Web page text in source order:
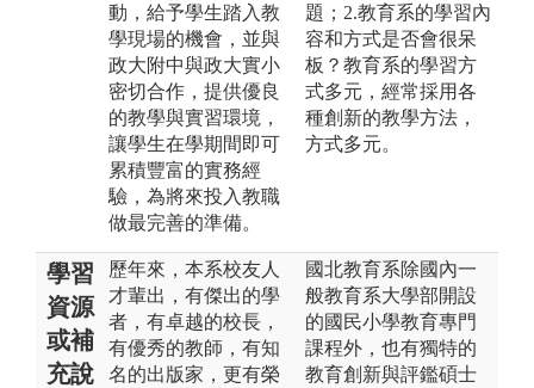
動，給予學生踏入教
學現場的機會，並與
政大附中與政大實小
密切合作，提供優良
的教學與實習環境，
讓學生在學期間即可
累積豐富的實務經
驗，為將來投入教職
做最完善的準備。
題；2.教育系的學習內
容和方式是否會很呆
板？教育系的學習方
式多元，經常採用各
種創新的教學方法，
方式多元。
學習
資源
或補
充說
歷年來，本系校友人
才輩出，有傑出的學
者，有卓越的校長，
有優秀的教師，有知
名的出版家，更有榮
國北教育系除國內一
般教育系大學部開設
的國民小學教育專門
課程外，也有獨特的
教育創新與評鑑碩士